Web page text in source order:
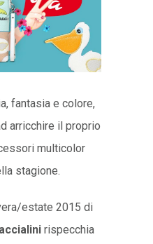
fantasia e colore,
arricchire il proprio
multicolor
stagione.
estate 2015 di
rispecchia